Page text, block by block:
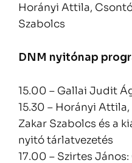
Horányi Attila,
Szabolcs
DNM nyitónap
15.00 – Gallai Judit
15.30 – Horányi
Zakar Szabolcs és a
nyitó tárlatvezetés
17.00 – Szirtes János: